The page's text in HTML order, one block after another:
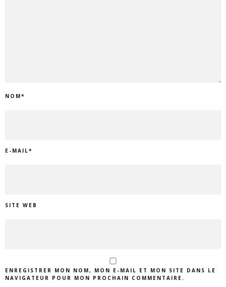
NOM*
E-MAIL*
SITE WEB
ENREGISTRER MON NOM, MON E-MAIL ET MON SITE DANS LE
NAVIGATEUR POUR MON PROCHAIN COMMENTAIRE.